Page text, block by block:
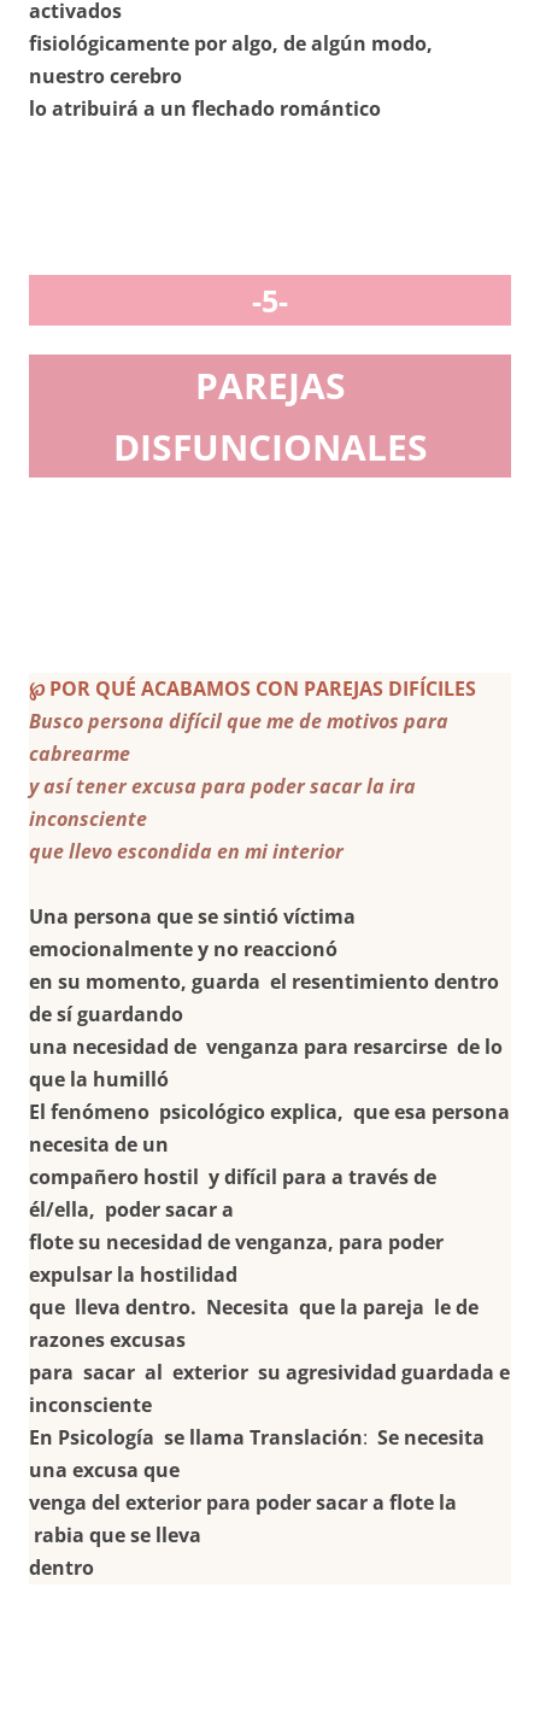
activados
fisiológicamente por algo, de algún modo,
nuestro cerebro
lo atribuirá a un flechado romántico
-5-
PAREJAS
DISFUNCIONALES
℘ POR QUÉ ACABAMOS CON PAREJAS DIFÍCILES
Busco persona difícil que me de motivos para
cabrearme
y así tener excusa para poder sacar la ira
inconsciente
que llevo escondida en mi interior
Una persona que se sintió víctima
emocionalmente y no reaccionó
en su momento, guarda el resentimiento dentro
de sí guardando
una necesidad de venganza para resarcirse de lo
que la humilló
El fenómeno psicológico explica, que esa persona
necesita de un
compañero hostil y difícil para a través de
él/ella, poder sacar a
flote su necesidad de venganza, para poder
expulsar la hostilidad
que lleva dentro. Necesita que la pareja le de
razones excusas
para sacar al exterior su agresividad guardada e
inconsciente
En Psicología se llama Translación: Se necesita
una excusa que
venga del exterior para poder sacar a flote la
rabia que se lleva
dentro